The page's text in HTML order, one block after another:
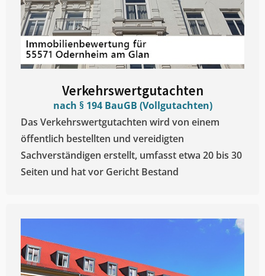
Verkehrswertgutachten
nach § 194 BauGB (Vollgutachten)
Das Verkehrswertgutachten wird von einem
öffentlich bestellten und vereidigten
Sachverständigen erstellt, umfasst etwa 20 bis 30
Seiten und hat vor Gericht Bestand